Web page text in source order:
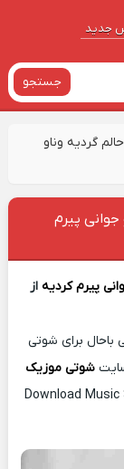
جدید
جستجو
گردیه وناو
جوانی پیرم
پیرم کردیه از
باحال برای شوتی
شوتی موزیک
Download Music